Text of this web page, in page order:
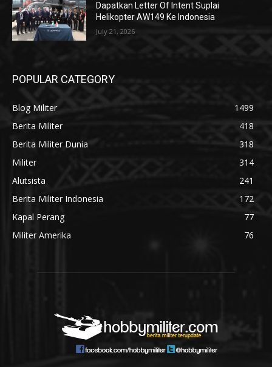
Dapatkan Letter Of Intent Suplai
Helikopter AW149 Ke Indonesia
July 21, 2026
POPULAR CATEGORY
Blog Militer
1499
Berita Militer
418
Berita Militer Dunia
318
Militer
314
Alutsista
241
Berita Militer Indonesia
172
Kapal Perang
77
Militer Amerika
76